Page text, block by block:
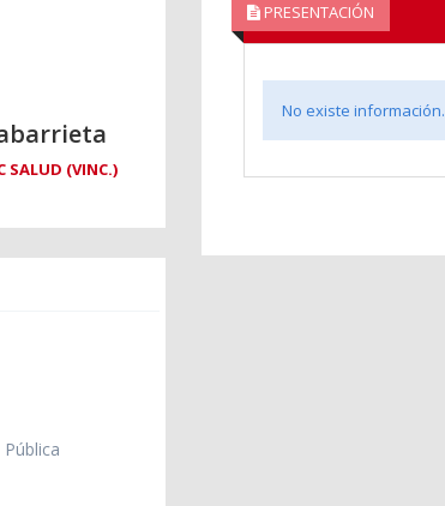
SALUD (VINC.)
PRESENTACIÓN
No existe información.